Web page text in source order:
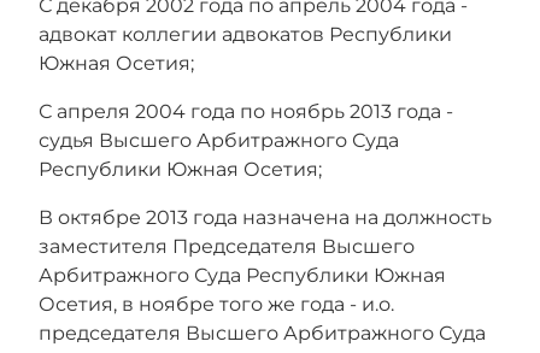
С декабря 2002 года по апрель 2004 года -
адвокат коллегии адвокатов Республики
Южная Осетия;
С апреля 2004 года по ноябрь 2013 года -
судья Высшего Арбитражного Суда
Республики Южная Осетия;
В октябре 2013 года назначена на должность
заместителя Председателя Высшего
Арбитражного Суда Республики Южная
Осетия, в ноябре того же года - и.о.
председателя Высшего Арбитражного Суда